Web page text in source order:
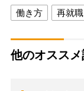
働き方 再就職
他のオスス